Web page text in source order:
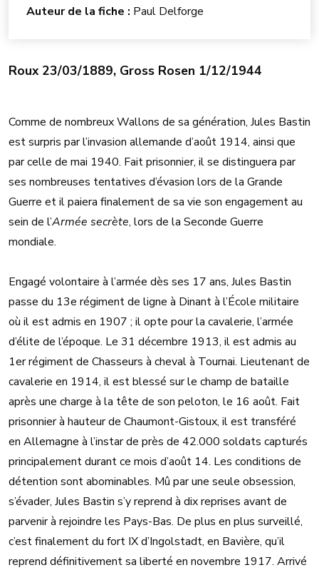
Roux 23/03/1889, Gross Rosen 1/12/1944
Comme de nombreux Wallons de sa génération, Jules Bastin
est surpris par l’invasion allemande d’août 1914, ainsi que
par celle de mai 1940. Fait prisonnier, il se distinguera par
ses nombreuses tentatives d’évasion lors de la Grande
Guerre et il paiera finalement de sa vie son engagement au
sein de l’Armée secrète, lors de la Seconde Guerre
mondiale.
Engagé volontaire à l’armée dès ses 17 ans, Jules Bastin
passe du 13e régiment de ligne à Dinant à l’École militaire
où il est admis en 1907 ; il opte pour la cavalerie, l’armée
d’élite de l’époque. Le 31 décembre 1913, il est admis au
1er régiment de Chasseurs à cheval à Tournai. Lieutenant de
cavalerie en 1914, il est blessé sur le champ de bataille
après une charge à la tête de son peloton, le 16 août. Fait
prisonnier à hauteur de Chaumont-Gistoux, il est transféré
en Allemagne à l’instar de près de 42.000 soldats capturés
principalement durant ce mois d’août 14. Les conditions de
détention sont abominables. Mû par une seule obsession,
s’évader, Jules Bastin s’y reprend à dix reprises avant de
parvenir à rejoindre les Pays-Bas. De plus en plus surveillé,
c’est finalement du fort IX d’Ingolstadt, en Bavière, qu’il
reprend définitivement sa liberté en novembre 1917. Arrivé
Auteur de la fiche : Paul Delforge